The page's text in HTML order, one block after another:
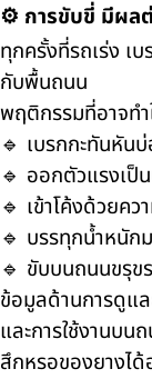
⚙️ การขับขี่ มีผล
ทุกครั้งที่รถเร่ง เ
กับพื้นถนน
พฤติกรรมที่อาจทำ
🔹 เบรกกะทันหัน
🔹 ออกตัวแรงเป็น
🔹 เข้าโค้งด้วยคว
🔹 บรรทุกน้ำหนัก
🔹 ขับบนถนนขรุขร
ข้อมูลด้านการดูแล
และการใช้งานบน
สึกหรอของยางได้